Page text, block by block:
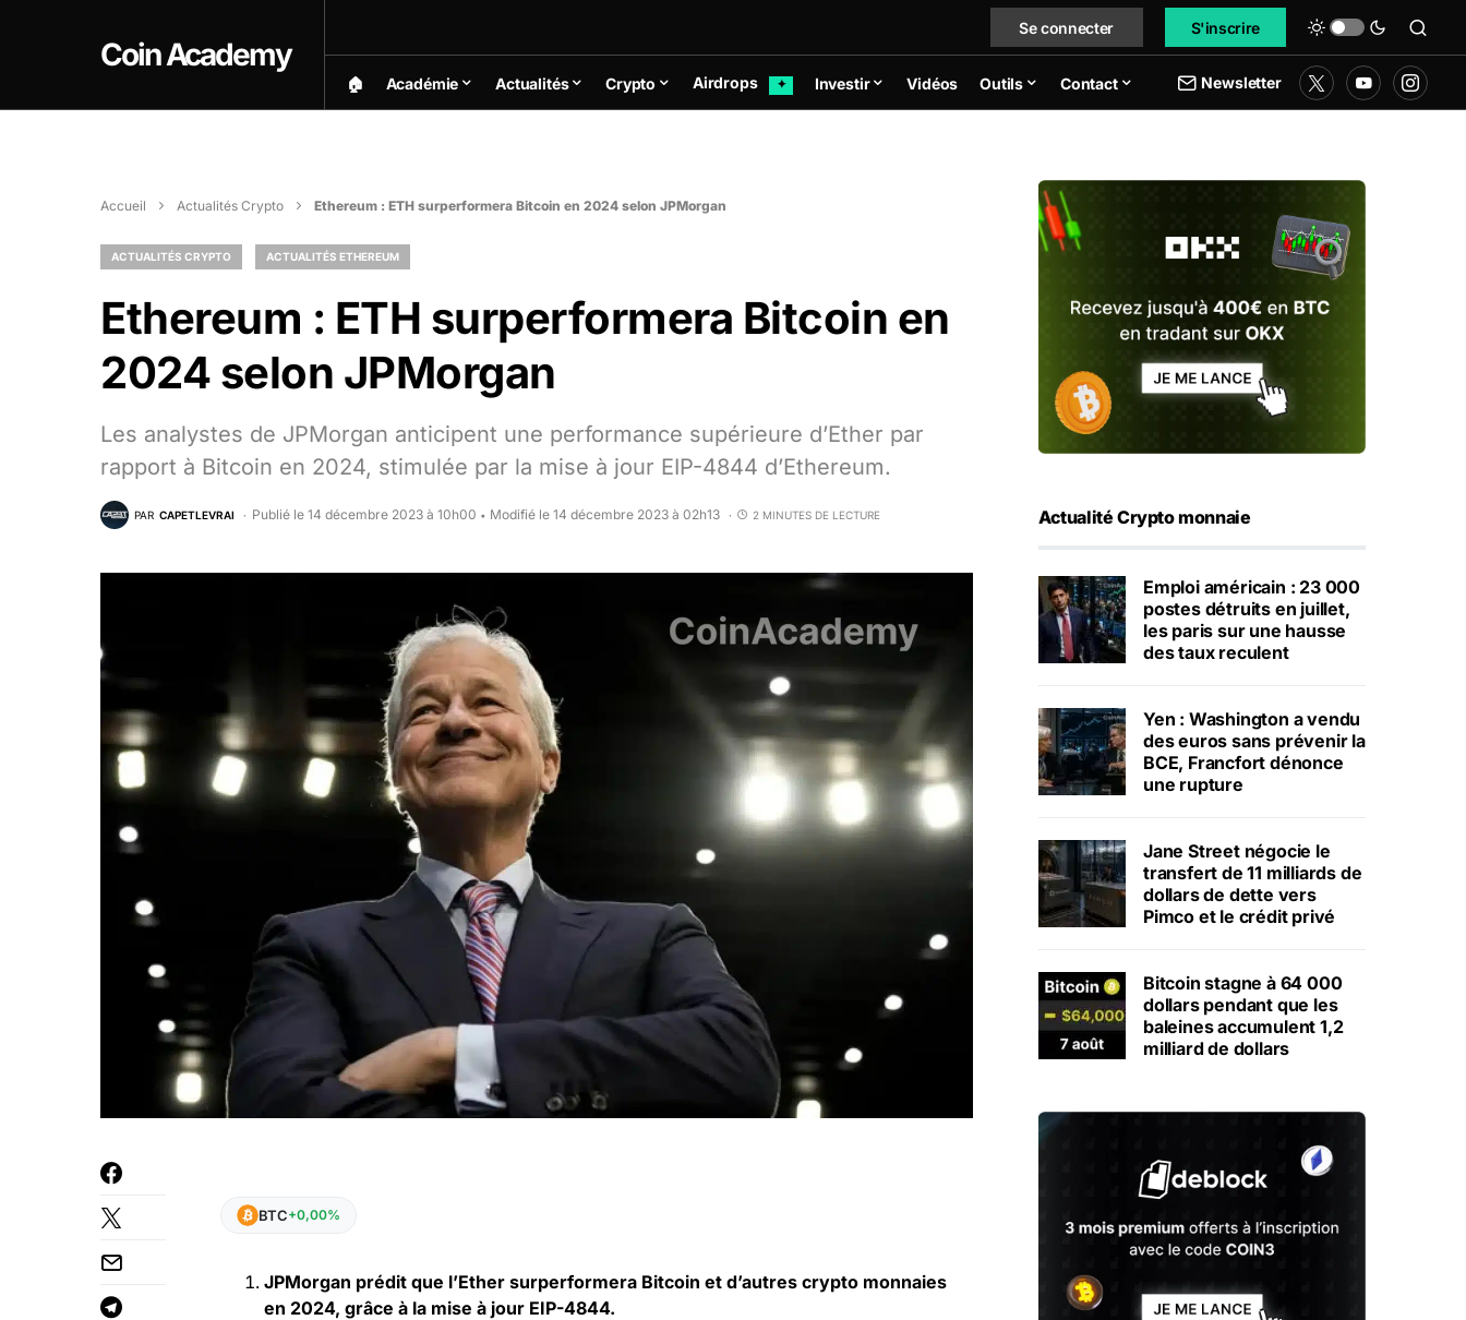
Coin Academy
Se connecter S'inscrire
🏠︎ Académie Actualités Crypto Airdrops ✦ Investir Vidéos Outils Contact Newsletter
Accueil Actualités Crypto Ethereum : ETH surperformera Bitcoin en 2024 selon JPMorgan
ACTUALITÉS CRYPTO ACTUALITÉS ETHEREUM
Ethereum : ETH surperformera Bitcoin en
2024 selon JPMorgan
Les analystes de JPMorgan anticipent une performance supérieure d’Ether par
rapport à Bitcoin en 2024, stimulée par la mise à jour EIP-4844 d’Ethereum.
PAR CAPETLEVRAI Publié le 14 décembre 2023 à 10h00 • Modifié le 14 décembre 2023 à 02h13 2 MINUTES DE LECTURE
BTC+0,00%
JPMorgan prédit que l’Ether surperformera Bitcoin et d’autres crypto monnaies
en 2024, grâce à la mise à jour EIP-4844.
Actualité Crypto monnaie
Emploi américain : 23 000
postes détruits en juillet,
les paris sur une hausse
des taux reculent
Yen : Washington a vendu
des euros sans prévenir la
BCE, Francfort dénonce
une rupture
Jane Street négocie le
transfert de 11 milliards de
dollars de dette vers
Pimco et le crédit privé
Bitcoin stagne à 64 000
dollars pendant que les
baleines accumulent 1,2
milliard de dollars